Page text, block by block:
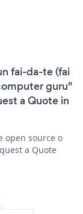
fai-da-te (fai
guru"
a Quote in
open source o
a Quote